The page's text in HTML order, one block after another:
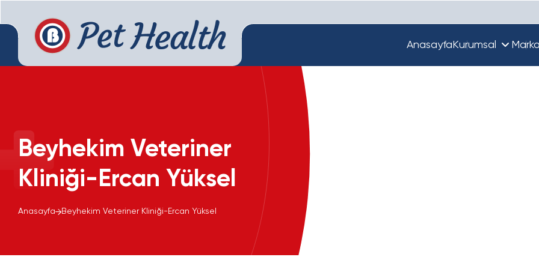
Anasayfa Kurumsal
Beyhekim Veteriner
Kliniği-Ercan Yüksel
Anasayfa Beyhekim Veteriner Kliniği-Ercan Yüksel